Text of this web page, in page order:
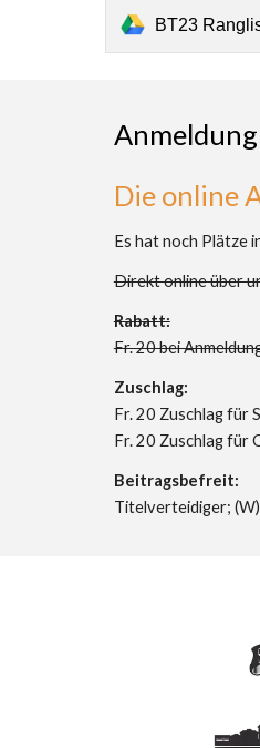
BT23
Anmeldung
Die online
Es hat noch Plätze
Direkt online über
Rabatt:
Fr. 20 bei
Zuschlag:
Fr. 20 Zuschlag für
Fr. 20 Zuschlag für
Beitragsbefreit:
Titelverteidiger;